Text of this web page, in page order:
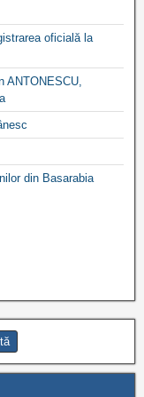
oficială la
ANTONESCU,
din Basarabia